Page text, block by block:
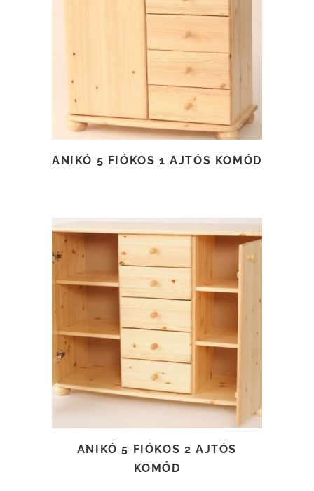
TOVÁBB OLVASOM
ANIKÓ 5 FIÓKOS 1 AJTÓS KOMÓD
TOVÁBB OLVASOM
ANIKÓ 5 FIÓKOS 2 AJTÓS
KOMÓD